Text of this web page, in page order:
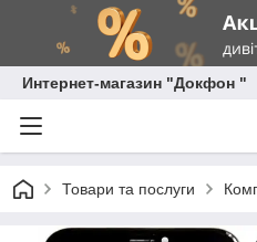
Интернет-магазин "Докфон "
Товари та послуги